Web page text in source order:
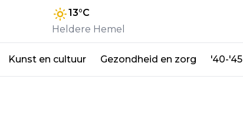
13°C
Heldere Hemel
Kunst en cultuur Gezondheid en zorg '40-'45